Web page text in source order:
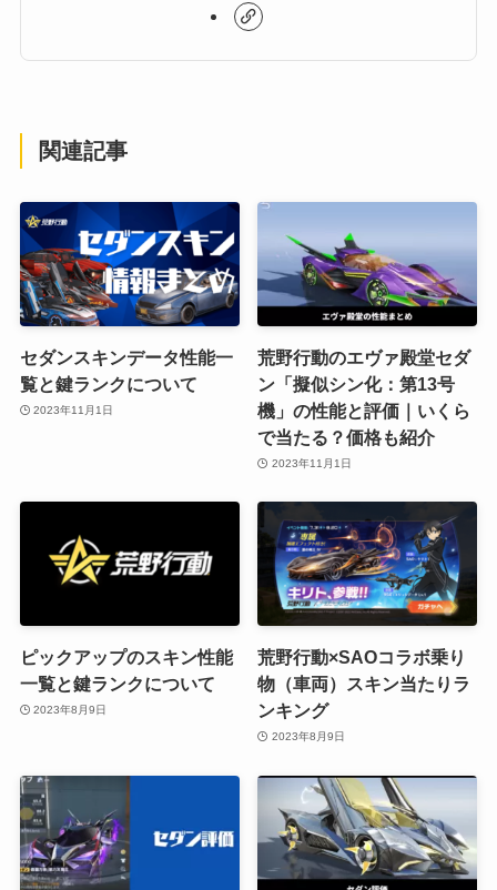
関連記事
セダンスキンデータ性能一
覧と鍵ランクについて
2023年11月1日
荒野行動のエヴァ殿堂セダ
ン「擬似シン化：第13号
機」の性能と評価｜いくら
で当たる？価格も紹介
2023年11月1日
ピックアップのスキン性能
一覧と鍵ランクについて
2023年8月9日
荒野行動×SAOコラボ乗り
物（車両）スキン当たりラ
ンキング
2023年8月9日